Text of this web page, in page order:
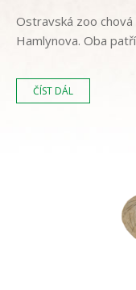
Ostravská zoo chová
Hamlynova. Oba
ČÍST DÁL